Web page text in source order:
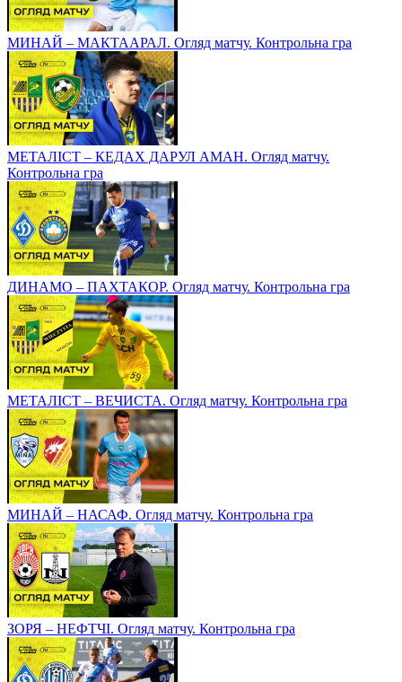
МИНАЙ – МАКТААРАЛ. Огляд матчу. Контрольна гра
МЕТАЛІСТ – КЕДАХ ДАРУЛ АМАН. Огляд матчу.
Контрольна гра
ДИНАМО – ПАХТАКОР. Огляд матчу. Контрольна гра
МЕТАЛІСТ – ВЕЧИСТА. Огляд матчу. Контрольна гра
МИНАЙ – НАСАФ. Огляд матчу. Контрольна гра
ЗОРЯ – НЕФТЧІ. Огляд матчу. Контрольна гра